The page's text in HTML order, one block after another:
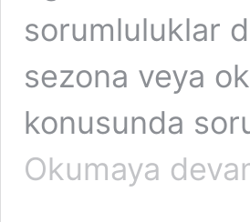
sorumluluklar
sezona veya
konusunda
Okumaya